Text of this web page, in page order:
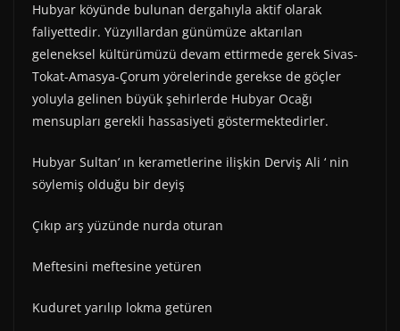
Hubyar köyünde bulunan dergahıyla aktif olarak
faliyettedir. Yüzyıllardan günümüze aktarılan
geleneksel kültürümüzü devam ettirmede gerek Sivas-
Tokat-Amasya-Çorum yörelerinde gerekse de göçler
yoluyla gelinen büyük şehirlerde Hubyar Ocağı
mensupları gerekli hassasiyeti göstermektedirler.
Hubyar Sultan’ ın kerametlerine ilişkin Derviş Ali ‘ nin
söylemiş olduğu bir deyiş
Çıkıp arş yüzünde nurda oturan
Meftesini meftesine yetüren
Kuduret yarılıp lokma getüren